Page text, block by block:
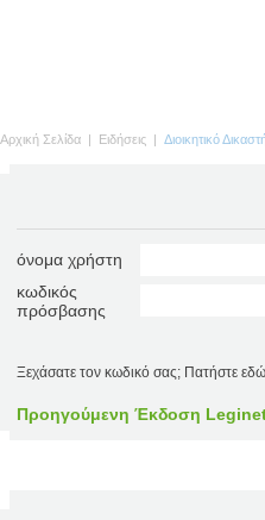
Αρχική Σελίδα | Ειδήσεις | Διοικητικό
όνομα χρήστη
κωδικός
πρόσβασης
Ξεχάσατε τον κωδικό σας; Πατήστε εδώ
Προηγούμενη Έκδοση